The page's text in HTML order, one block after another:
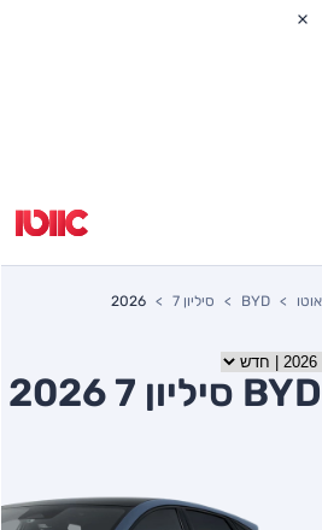
אוטו BYD סיליון 7 2026
BYD סיליון 7 2026